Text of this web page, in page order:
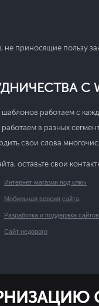
приносящие пользу
С
работаем с
в разных
свои слова
оставьте свои
Интернет магазин под ключ
Мобильная версия сайта
Разработка и поддержка сайтов
Сайт недорого